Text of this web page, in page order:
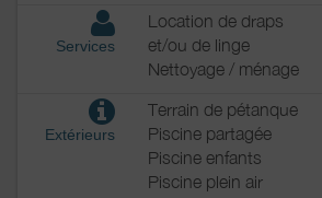
Services
Location de draps
et/ou de linge
Nettoyage / ménage
Extérieurs
Terrain de pétanque
Piscine partagée
Piscine enfants
Piscine plein air